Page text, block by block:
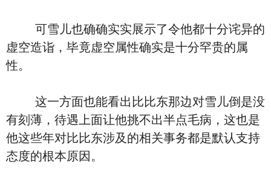
可雪儿也确确实实展示了令他都十分诧异的
虚空造诣，毕竟虚空属性确实是十分罕贵的属
性。
这一方面也能看出比比东那边对雪儿倒是没
有刻薄，待遇上面让他挑不出半点毛病，这也是
他这些年对比比东涉及的相关事务都是默认支持
态度的根本原因。